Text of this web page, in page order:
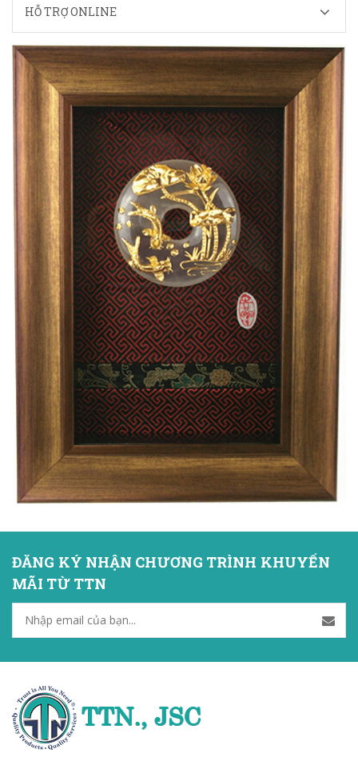
HỖ TRỢ ONLINE
ĐĂNG KÝ NHẬN CHƯƠNG TRÌNH KHUYẾN
MÃI TỪ TTN